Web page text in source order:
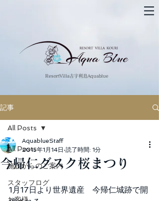
​ResortVilla古宇利島Aquablue
記事
All Posts
施設からのご案内
スタッフログ
All Posts
今帰仁グスク桜まつり
AquablueStaff
2015年1月14日 読了時間: 1分
1月17日より世界遺産　今帰仁城跡で開